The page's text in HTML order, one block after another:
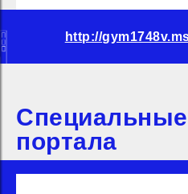
http://
портала